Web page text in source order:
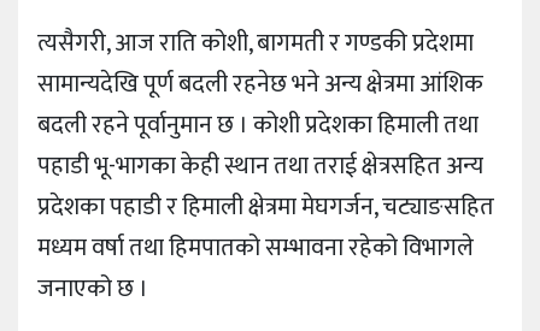
त्यसैगरी, आज राति कोशी, बागमती र गण्डकी प्रदेशमा
सामान्यदेखि पूर्ण बदली रहनेछ भने अन्य क्षेत्रमा आंशिक
बदली रहने पूर्वानुमान छ । कोशी प्रदेशका हिमाली तथा
पहाडी भू-भागका केही स्थान तथा तराई क्षेत्रसहित अन्य
प्रदेशका पहाडी र हिमाली क्षेत्रमा मेघगर्जन, चट्याङसहित
मध्यम वर्षा तथा हिमपातको सम्भावना रहेको विभागले
जनाएको छ ।